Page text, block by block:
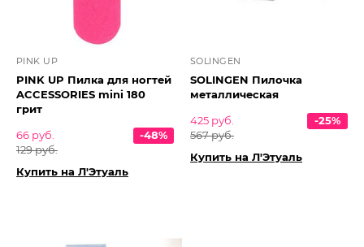
PINK UP
PINK UP Пилка для ногтей
ACCESSORIES mini 180
грит
66 руб.
129 руб.
-48%
Купить на Л'Этуаль
SOLINGEN
SOLINGEN Пилочка
металлическая
425 руб.
567 руб.
-25%
Купить на Л'Этуаль